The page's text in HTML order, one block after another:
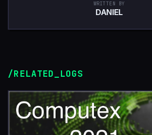
WRITTEN BY
DANIEL
/RELATED_LOGS